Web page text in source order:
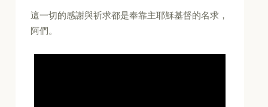
這一切的感謝與祈求都是奉靠主耶穌基督的名求，
阿們。